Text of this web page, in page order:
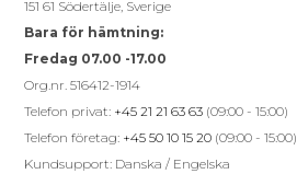
151 61 Södertälje, Sverige
Bara för hämtning:
Fredag 07.00 -17.00
Org.nr. 516412-1914
Telefon privat: +45 21 21 63 63 (09:00 - 15:00)
Telefon företag: +45 50 10 15 20 (09:00 - 15:00)
Kundsupport: Danska / Engelska